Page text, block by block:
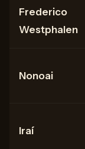
Frederico
Westphalen
Nonoai
Iraí